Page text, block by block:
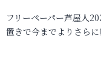
フリーペーパー芦屋人
置きで今までよりさら